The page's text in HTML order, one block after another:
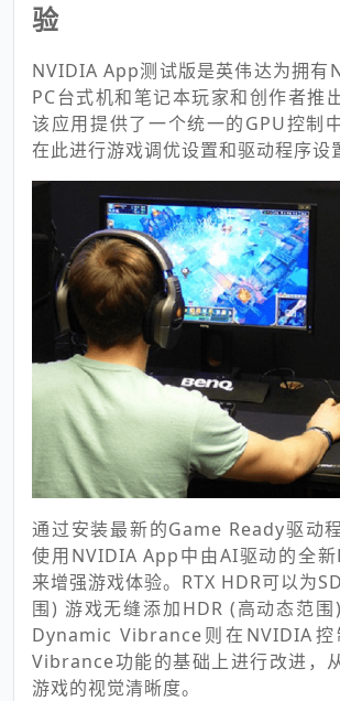
验
NVIDIA App测试版是英伟达为拥有
PC台式机和笔记本玩家和创作者推
该应用提供了一个统一的GPU控制
在此进行游戏调优设置和驱动程序设
通过安装最新的Game Ready驱动
使用NVIDIA App中由AI驱动的全
来增强游戏体验。RTX HDR可以为
围) 游戏无缝添加HDR (高动态范围
Dynamic Vibrance则在NVIDIA
Vibrance功能的基础上进行改进，
游戏的视觉清晰度。